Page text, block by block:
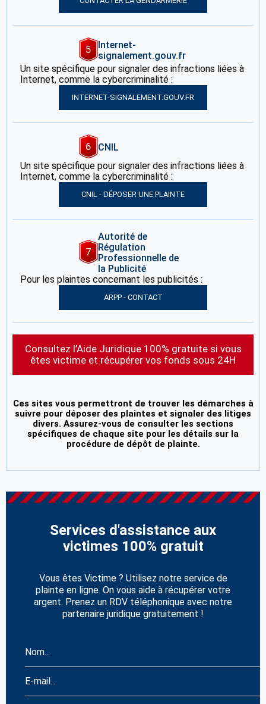
5
Internet-
signalement.gouv.fr
Un site spécifique pour signaler des infractions liées à
Internet, comme la cybercriminalité :
INTERNET-SIGNALEMENT.GOUV.FR
6
CNIL
Un site spécifique pour signaler des infractions liées à
Internet, comme la cybercriminalité :
CNIL - DÉPOSER UNE PLAINTE
7
Autorité de
Régulation
Professionnelle de
la Publicité
Pour les plaintes concernant les publicités :
ARPP - CONTACT
Consultez l’Aide Juridique 100% gratuite si vous
êtes victime et récupérer vos fonds sous 24H
Ces sites vous permettront de trouver les démarches à
suivre pour déposer des plaintes et signaler des litiges
divers. Assurez-vous de consulter les sections
spécifiques de chaque site pour les détails sur la
procédure de dépôt de plainte.
Services d'assistance aux
victimes 100% gratuit
Vous êtes Victime ? Utilisez notre service de
plainte en ligne. On vous aide à récupérer votre
argent. Prenez un RDV téléphonique avec notre
partenaire juridique gratuitement !